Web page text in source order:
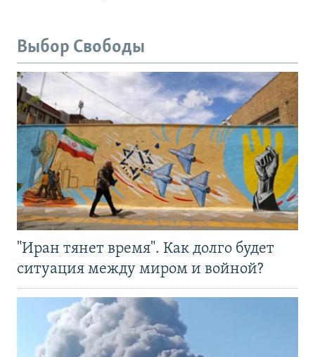
Выбор Свободы
"Иран тянет время". Как долго будет
ситуация между миром и войной?